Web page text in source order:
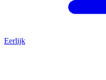
Eerlijk